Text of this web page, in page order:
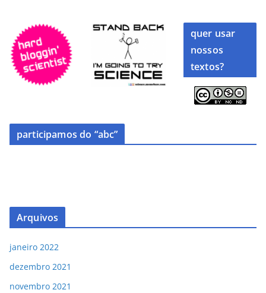
quer usar
nossos
textos?
participamos do “abc”
Arquivos
janeiro 2022
dezembro 2021
novembro 2021